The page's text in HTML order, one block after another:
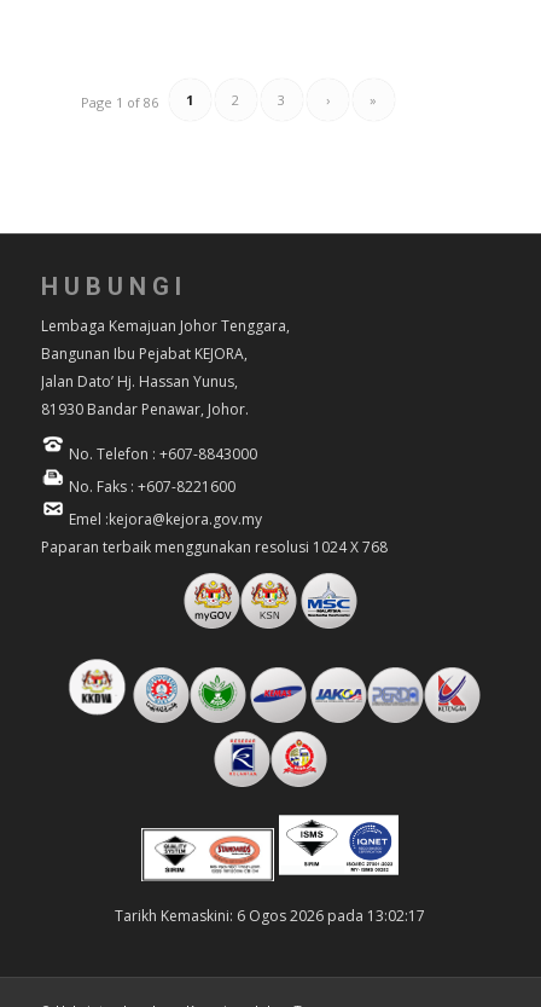
Page 1 of 86 1 2 3 › »
HUBUNGI
Lembaga Kemajuan Johor Tenggara,
Bangunan Ibu Pejabat KEJORA,
Jalan Dato’ Hj. Hassan Yunus,
81930 Bandar Penawar, Johor.
No. Telefon : +607-8843000
No. Faks : +607-8221600
Emel :kejora@kejora.gov.my
Paparan terbaik menggunakan resolusi 1024 X 768
Tarikh Kemaskini: 6 Ogos 2026 pada 13:02:17